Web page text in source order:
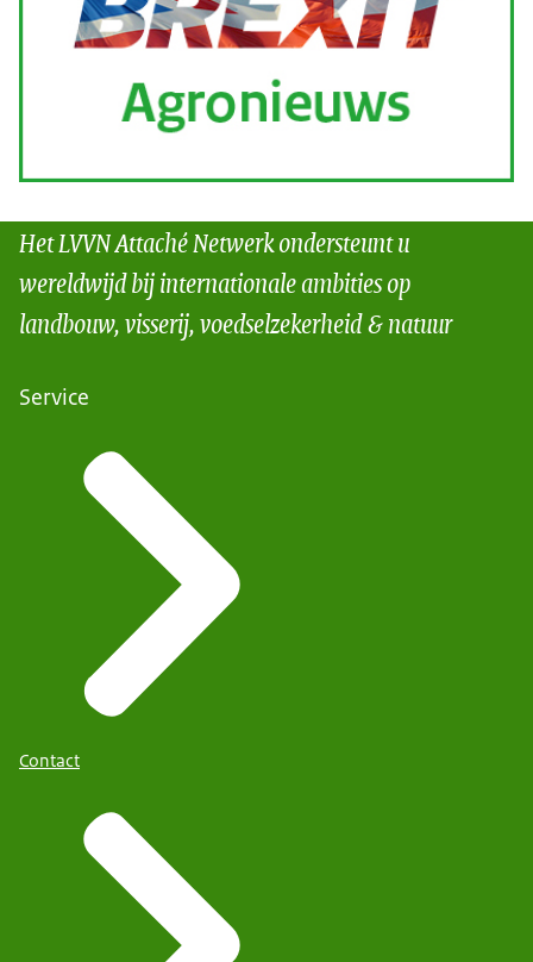
Het LVVN Attaché Netwerk ondersteunt u
wereldwijd bij internationale ambities op
landbouw, visserij, voedselzekerheid & natuur
Service
Contact